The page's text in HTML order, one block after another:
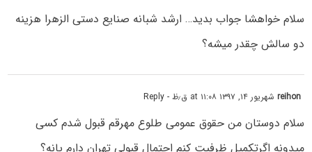
سلام خواهشا جواب بدید… ارشد شبانه صنایع دستی الزهرا هزینه
دو سالش چقدر میشه؟
reihonشهریور ۱۴, ۱۳۹۷ at ۱۱:۰۸ ق٫ظ - Reply
سلام دوستان من حقوق عمومی طلوع مهرقم قبول شدم کسی
میدونه اگرتکمیل ظرفیت کنم احتمال قبولی تهران دارم یانه؟